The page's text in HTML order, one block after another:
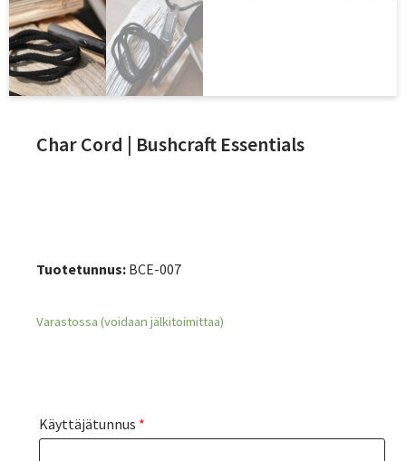
Char Cord | Bushcraft Essentials
Tuotetunnus: BCE-007
Varastossa (voidaan jälkitoimittaa)
Käyttäjätunnus *